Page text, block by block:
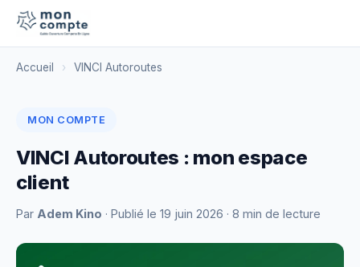
Accueil › VINCI Autoroutes
MON COMPTE
VINCI Autoroutes : mon espace
client
Par Adem Kino · Publié le 19 juin 2026 · 8 min de lecture